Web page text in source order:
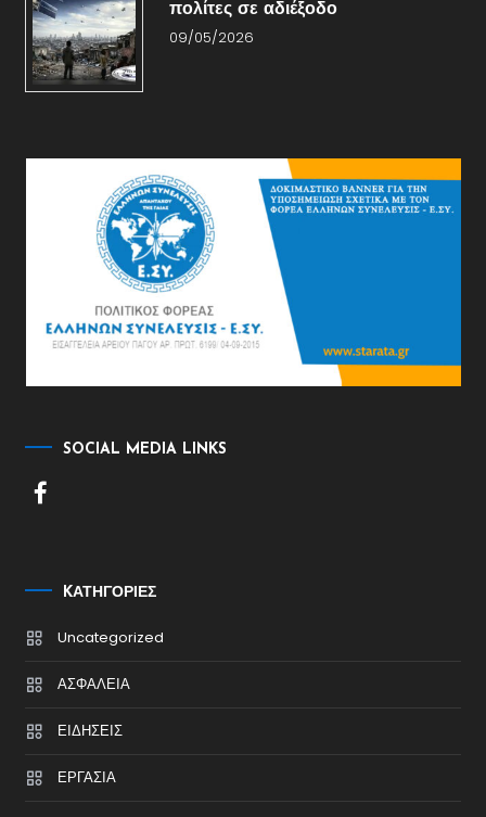
πολίτες σε αδιέξοδο
09/05/2026
SOCIAL MEDIA LINKS
KΑΤΗΓΟΡΊΕΣ
Uncategorized
ΑΣΦΑΛΕΙΑ
ΕΙΔΗΣΕΙΣ
ΕΡΓΑΣΙΑ